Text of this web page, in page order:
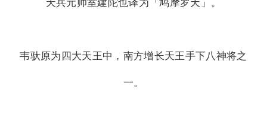
天兵元帅室建陀也译为「鸠摩罗天」。
韦驮原为四大天王中，南方增长天王手下八神将之
一。